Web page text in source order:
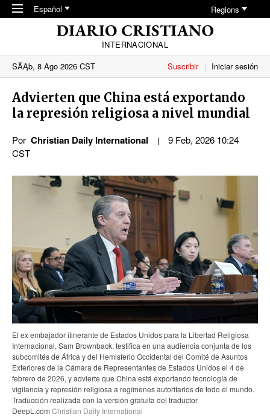
Skip to main content
Español Regions
INTERNACIONAL
SĂĄb, 8 Ago 2026 CST
Suscribir Iniciar sesión
Advierten que China está exportando
la represión religiosa a nivel mundial
Por Christian Daily International
9 Feb, 2026 10:24
CST
El ex embajador itinerante de Estados Unidos para la Libertad Religiosa
Internacional, Sam Brownback, testifica en una audiencia conjunta de los
subcomités de África y del Hemisferio Occidental del Comité de Asuntos
Exteriores de la Cámara de Representantes de Estados Unidos el 4 de
febrero de 2026, y advierte que China está exportando tecnología de
vigilancia y represión religiosa a regímenes autoritarios de todo el mundo.
Traducción realizada con la versión gratuita del traductor
DeepL.com Christian Daily International